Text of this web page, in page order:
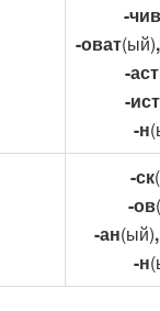
-чив
-оват(ый)
-аст
-ист
-н
-ск
-ов
-ан(ый)
-н